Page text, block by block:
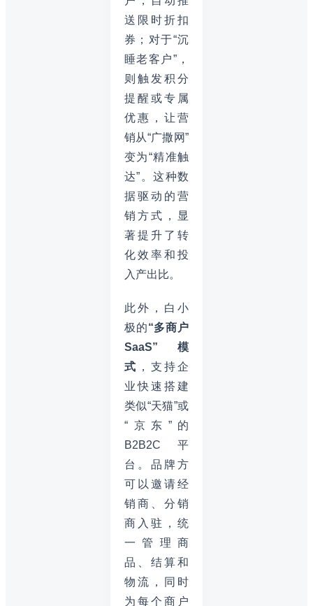
送限时折扣
券；对于“沉
睡老客户”，
则触发积分
提醒或专属
优惠，让营
销从“广撒网”
变为“精准触
达”。这种数
据驱动的营
销方式，显
著提升了转
化效率和投
入产出比。
此外，白小
极的“多商户
SaaS”模
式 ，支持企
业快速搭建
类似“天猫”或
“京东”的
B2B2C平
台。品牌方
可以邀请经
销商、分销
商入驻，统
一管理商
品、结算和
物流，同时
为每个商户